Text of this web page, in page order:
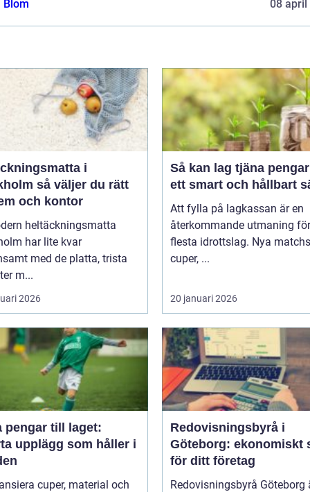
Blom 08 april
i
så väljer du rätt
och kontor
heltäckningsmatta
har lite kvar
med de platta, trista
m...
2026
Så kan lag tjäna
ett smart och hållbart
Att fylla på lagkassan är en
återkommande utmaning
flesta idrottslag. Nya
cuper, ...
20 januari 2026
pengar till laget:
upplägg som håller i
cuper, material och
Redovisningsbyrå i
Göteborg: ekonomiskt
för ditt företag
Redovisningsbyrå Göteborg